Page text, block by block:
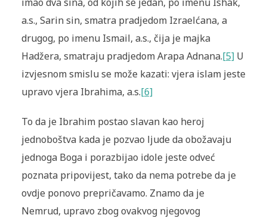
a.s., Sarin sin, smatra pradjedom Izraelćana, a
drugog, po imenu Ismail, a.s., čija je majka
Hadžera, smatraju pradjedom Arapa Adnana.[5]U
izvjesnom smislu se može kazati: vjera islam jeste
upravo vjera Ibrahima, a.s.[6]
To da je Ibrahim postao slavan kao heroj
jednoboštva kada je pozvao ljude da obožavaju
jednoga Boga i porazbijao idole jeste odveć
poznata pripovijest, tako da nema potrebe da je
ovdje ponovo prepričavamo. Znamo da je
Nemrud, upravo zbog ovakvog njegovog